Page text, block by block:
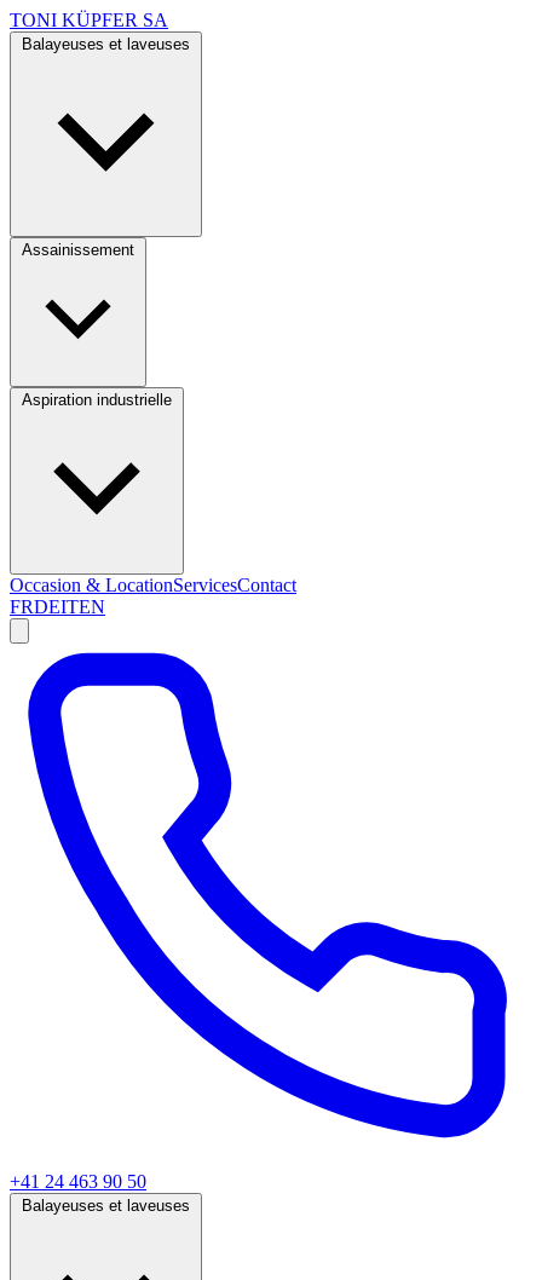
TONI KÜPFER SA
Occasion & LocationServicesContact
FRDEITEN
+41 24 463 90 50